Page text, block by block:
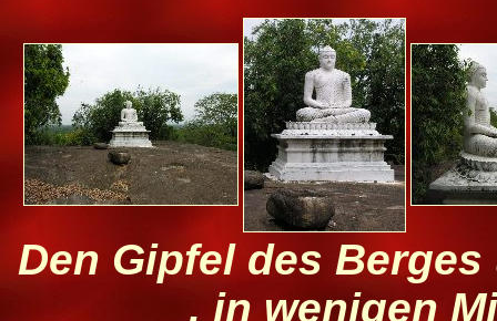
Den Gipfel des
, in wenigen